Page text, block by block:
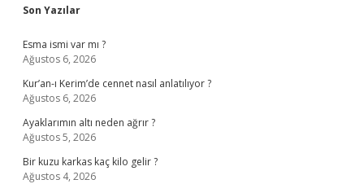
Sidebar
Son Yazılar
Esma ismi var mı ?
Ağustos 6, 2026
Kur’an-ı Kerim’de cennet nasıl anlatılıyor ?
Ağustos 6, 2026
Ayaklarımın altı neden ağrır ?
Ağustos 5, 2026
Bir kuzu karkas kaç kilo gelir ?
Ağustos 4, 2026